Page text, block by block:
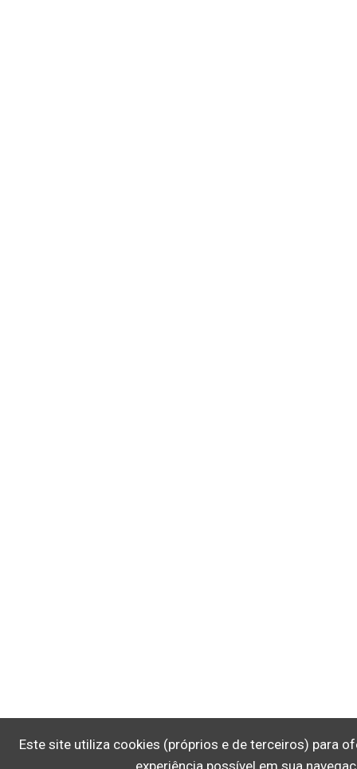
Este site utiliza cookies (próprios e de terceiros) para
experiência possível em sua